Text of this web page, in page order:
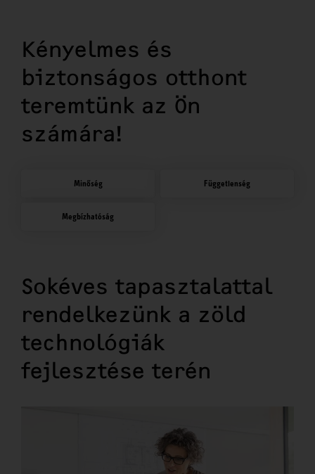
Kényelmes és
biztonságos otthont
teremtünk az Ön
számára!
Minőség Függetlenség
Megbízhatóság
Sokéves tapasztalattal
rendelkezünk a zöld
technológiák
fejlesztése terén